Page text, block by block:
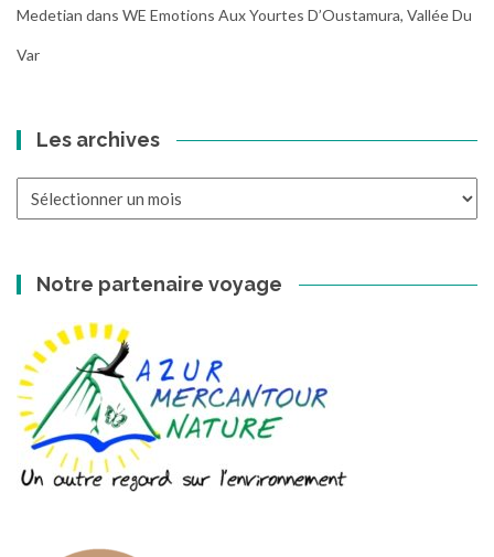
Medetian dans WE Emotions Aux Yourtes D’Oustamura, Vallée Du
Var
Les archives
Notre partenaire voyage